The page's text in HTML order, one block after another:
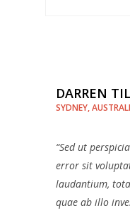
DARREN
SYDNEY,
“Sed ut
error sit
laudantium,
quae ab illo